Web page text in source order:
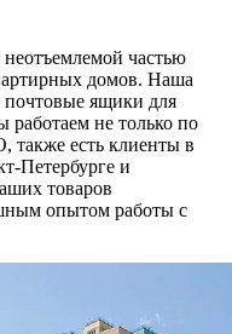
частью
домов. Наша
почтовые ящики для
работаем не только по
есть клиенты в
Петербурге и
товаров
опытом работы с